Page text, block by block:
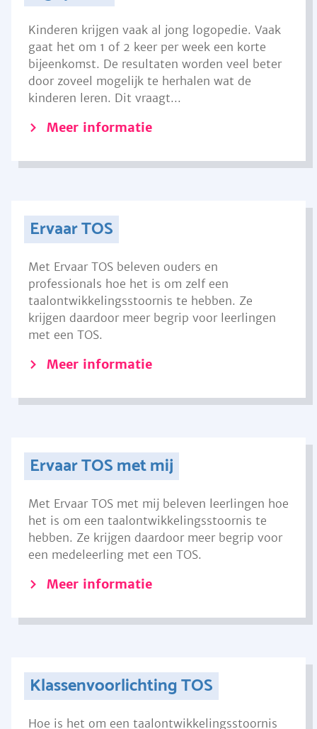
Kinderen krijgen vaak al jong logopedie. Vaak
gaat het om 1 of 2 keer per week een korte
bijeenkomst. De resultaten worden veel beter
door zoveel mogelijk te herhalen wat de
kinderen leren. Dit vraagt...
Meer informatie
Ervaar TOS
Met Ervaar TOS beleven ouders en
professionals hoe het is om zelf een
taalontwikkelingsstoornis te hebben. Ze
krijgen daardoor meer begrip voor leerlingen
met een TOS.
Meer informatie
Ervaar TOS met mij
Met Ervaar TOS met mij beleven leerlingen hoe
het is om een taalontwikkelingsstoornis te
hebben. Ze krijgen daardoor meer begrip voor
een medeleerling met een TOS.
Meer informatie
Klassenvoorlichting TOS
Hoe is het om een taalontwikkelingsstoornis